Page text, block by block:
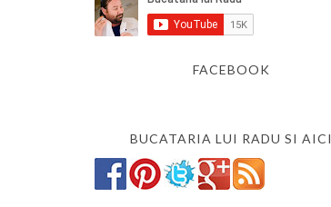
FACEBOOK
BUCATARIA LUI RADU SI AICI